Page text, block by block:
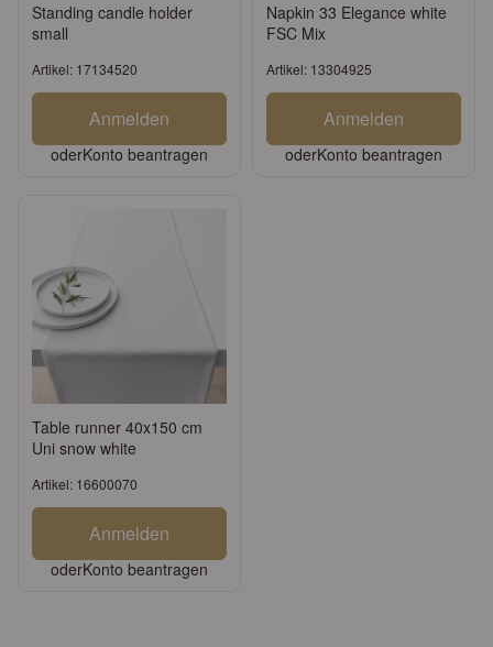
Standing candle holder
small
Artikel: 17134520
Anmelden
oderKonto beantragen
Napkin 33 Elegance white
FSC Mix
Artikel: 13304925
Anmelden
oderKonto beantragen
Table runner 40x150 cm
Uni snow white
Artikel: 16600070
Anmelden
oderKonto beantragen